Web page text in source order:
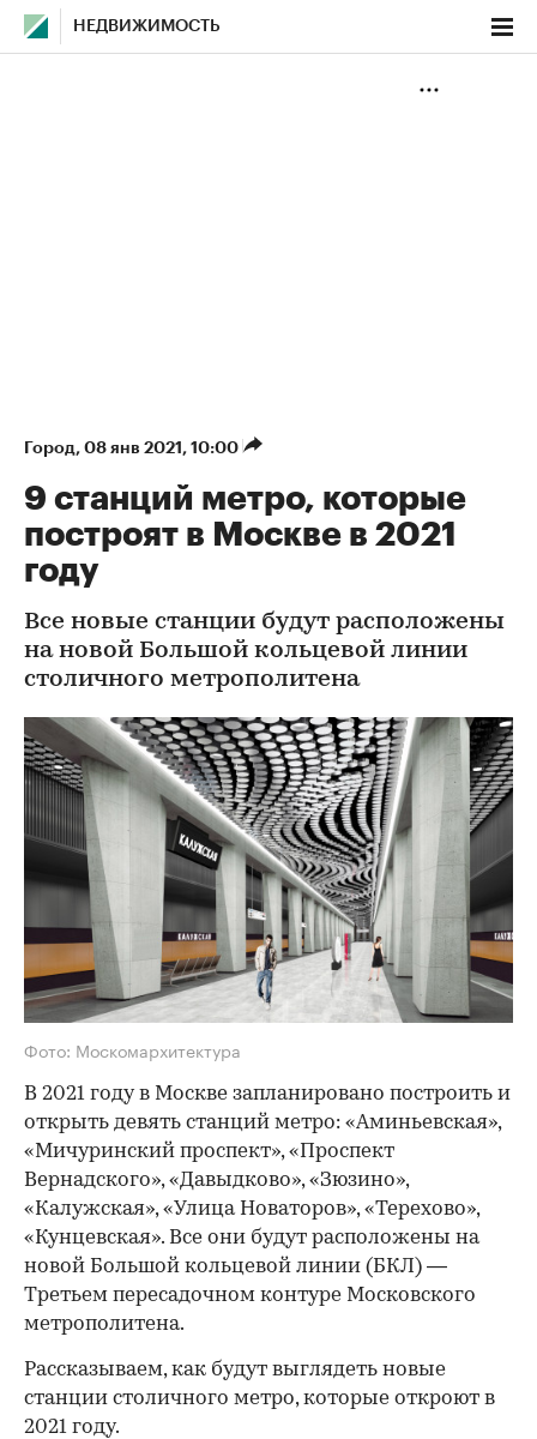
НЕДВИЖИМОСТЬ
Город⁠, 08 янв 2021, 10:00
9 станций метро, которые
построят в Москве в 2021
году
Все новые станции будут расположены
на новой Большой кольцевой линии
столичного метрополитена
Фото: Москомархитектура
В 2021 году в Москве запланировано построить и
открыть девять станций метро: «Аминьевская»,
«Мичуринский проспект», «Проспект
Вернадского», «Давыдково», «Зюзино»,
«Калужская», «Улица Новаторов», «Терехово»,
«Кунцевская». Все они будут расположены на
новой Большой кольцевой линии (БКЛ) —
Третьем пересадочном контуре Московского
метрополитена.
Рассказываем, как будут выглядеть новые
станции столичного метро, которые откроют в
2021 году.